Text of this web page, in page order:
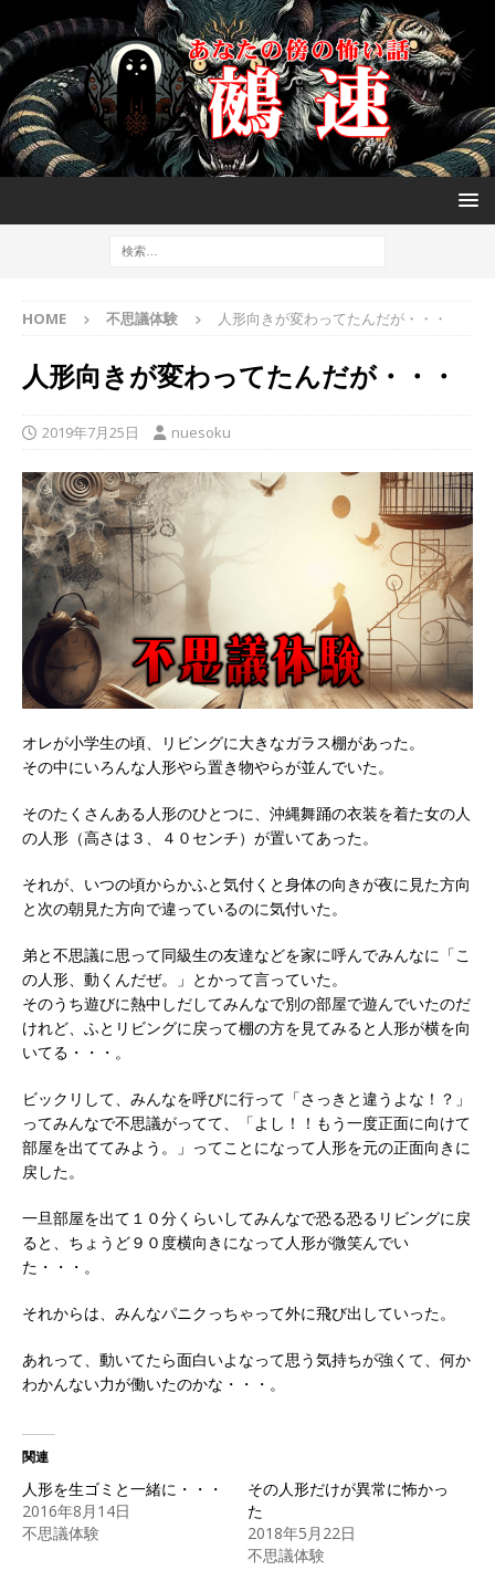
HOME 不思議体験 人形向きが変わってたんだが・・・
人形向きが変わってたんだが・・・
2019年7月25日 nuesoku
オレが小学生の頃、リビングに大きなガラス棚があった。
その中にいろんな人形やら置き物やらが並んでいた。
そのたくさんある人形のひとつに、沖縄舞踊の衣装を着た女の人
の人形（高さは３、４０センチ）が置いてあった。
それが、いつの頃からかふと気付くと身体の向きが夜に見た方向
と次の朝見た方向で違っているのに気付いた。
弟と不思議に思って同級生の友達などを家に呼んでみんなに「こ
の人形、動くんだぜ。」とかって言っていた。
そのうち遊びに熱中しだしてみんなで別の部屋で遊んでいたのだ
けれど、ふとリビングに戻って棚の方を見てみると人形が横を向
いてる・・・。
ビックリして、みんなを呼びに行って「さっきと違うよな！？」
ってみんなで不思議がってて、「よし！！もう一度正面に向けて
部屋を出ててみよう。」ってことになって人形を元の正面向きに
戻した。
一旦部屋を出て１０分くらいしてみんなで恐る恐るリビングに戻
ると、ちょうど９０度横向きになって人形が微笑んでい
た・・・。
それからは、みんなパニクっちゃって外に飛び出していった。
あれって、動いてたら面白いよなって思う気持ちが強くて、何か
わかんない力が働いたのかな・・・。
関連
人形を生ゴミと一緒に・・・
2016年8月14日
不思議体験
その人形だけが異常に怖かっ
た
2018年5月22日
不思議体験